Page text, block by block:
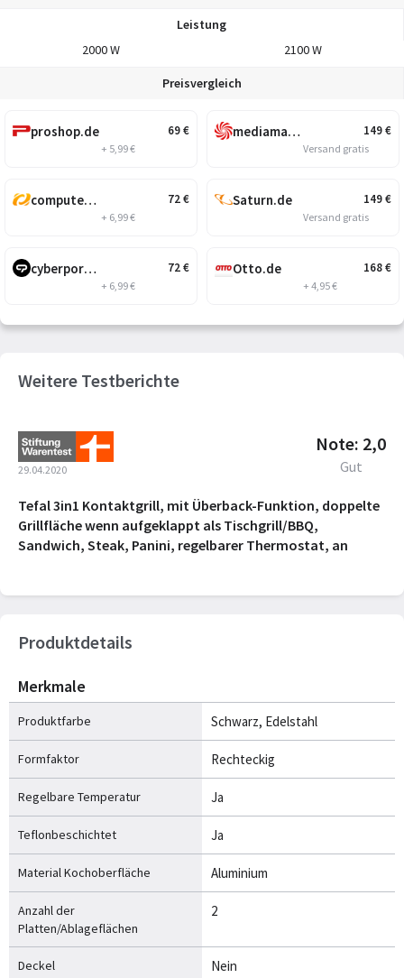
Leistung
2000 W
2100 W
Preisvergleich
69€
proshop.de
+ 5,99 €
72€
computeruniverse.net
+ 6,99 €
72€
cyberport.de
+ 6,99 €
149€
mediamarkt.de
Versand gratis
149€
Saturn.de
Versand gratis
168€
Otto.de
+ 4,95 €
Weitere Testberichte
29.04.2020
Note: 2,0
Gut
Tefal 3in1 Kontaktgrill, mit Überback-Funktion, doppelte
Grillfläche wenn aufgeklappt als Tischgrill/BBQ,
Sandwich, Steak, Panini, regelbarer Thermostat, an
Produktdetails
Merkmale
Produktfarbe Schwarz, Edelstahl
Formfaktor Rechteckig
Regelbare Temperatur Ja
Teflonbeschichtet Ja
Material Kochoberfläche Aluminium
Anzahl der
Platten/Ablageflächen
2
Deckel Nein